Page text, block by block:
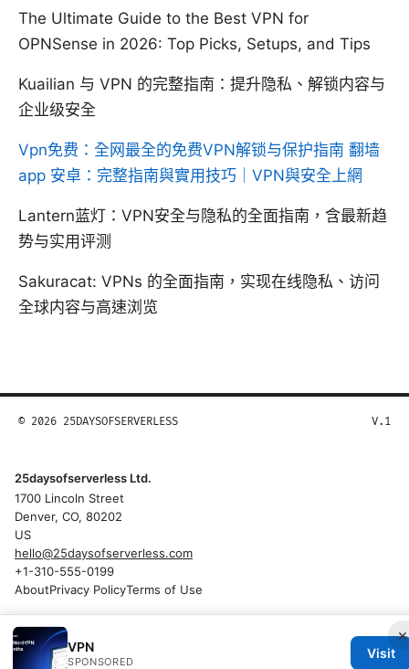
The Ultimate Guide to the Best VPN for
OPNSense in 2026: Top Picks, Setups, and Tips
Kuailian 与 VPN 的完整指南：提升隐私、解锁内容与
企业级安全
Vpn免费：全网最全的免费VPN解锁与保护指南 翻墙
app 安卓：完整指南與實用技巧｜VPN與安全上網
Lantern蓝灯：VPN安全与隐私的全面指南，含最新趋
势与实用评测
Sakuracat: VPNs 的全面指南，实现在线隐私、访问
全球内容与高速浏览
×
VPN
SPONSORED
Visit
© 2026 25DAYSOFSERVERLESS V.1
25daysofserverless Ltd.
1700 Lincoln Street
Denver, CO, 80202
US
hello@25daysofserverless.com
+1-310-555-0199
AboutPrivacy PolicyTerms of Use